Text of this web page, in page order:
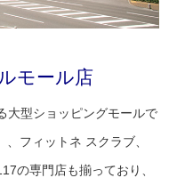
モール店
大型ショッピングモールで
フィットネ スクラブ、
の専門店も揃っており、